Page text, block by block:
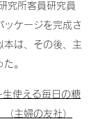
究所客員研究員
ッケージを完成さ
本は、その後、主
。
生使える毎日の糖
主婦の友社）